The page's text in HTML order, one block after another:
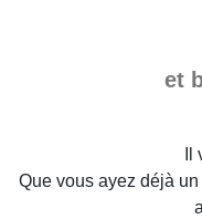
et
Que vous ayez déjà